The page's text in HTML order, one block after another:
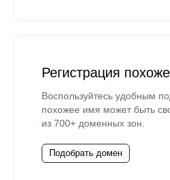
Регистрация
Воспользуйтесь удобным
похожее имя может быть
из 700+ доменных зон.
Подобрать домен